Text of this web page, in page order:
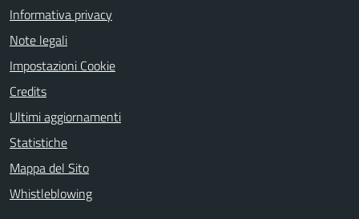
Informativa privacy
Note legali
Impostazioni Cookie
Credits
Ultimi aggiornamenti
Statistiche
Mappa del Sito
Whistleblowing